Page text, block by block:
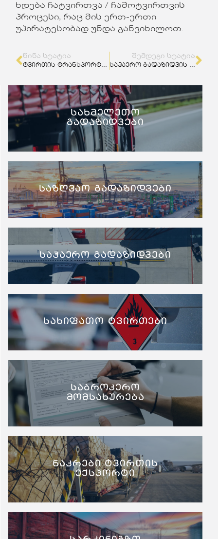
ხდება ჩატვირთვა / ჩამოტვირთვის
პროცესი, რაც მის ერთ-ერთი
უპირატესობად უნდა განვიხილოთ.
ᲬᲘᲜᲐ ᲡᲢᲐᲢᲘᲐ
ტვირთის ტრანსპორტირება – 4 რჩევა
ᲨᲔᲛᲓᲔᲒᲘ ᲡᲢᲐᲢᲘᲐ
საჰაერო გადაზიდვის უპირატესობები – ტოპ 5
სახმელეთო
გადაზიდვები
საზღვაო გადაზიდვები
საჰაერო გადაზიდვები
სახიფათო ტვირთები
საბროკერო
მომსახურება
ნაკრები ტვირთის
ექსპორტი